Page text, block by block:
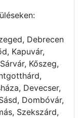
Debrecen
Kapuvár,
Kőszeg,
Devecser,
Dombóvár,
Szekszárd,